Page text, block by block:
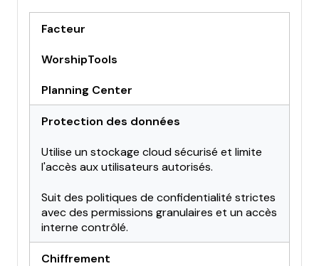
Facteur
WorshipTools
Planning Center
Protection des données
Utilise un stockage cloud sécurisé et limite
l'accès aux utilisateurs autorisés.
Suit des politiques de confidentialité strictes
avec des permissions granulaires et un accès
interne contrôlé.
Chiffrement